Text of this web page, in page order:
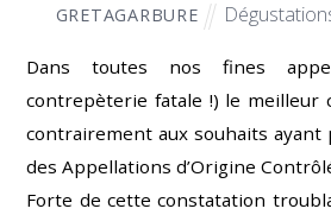
GRETAGARBURE
Dans toutes nos fines
contrepèterie fatale !) le meilleur
contrairement aux souhaits ayant
des Appellations d’Origine
Forte de cette constatation